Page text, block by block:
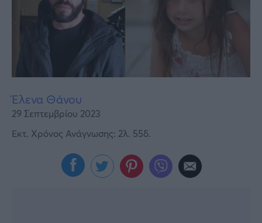
Καιρός
Έλενα Θάνου
29 Σεπτεμβρίου 2023
Εκτ. Χρόνος Ανάγνωσης: 2λ. 55δ.